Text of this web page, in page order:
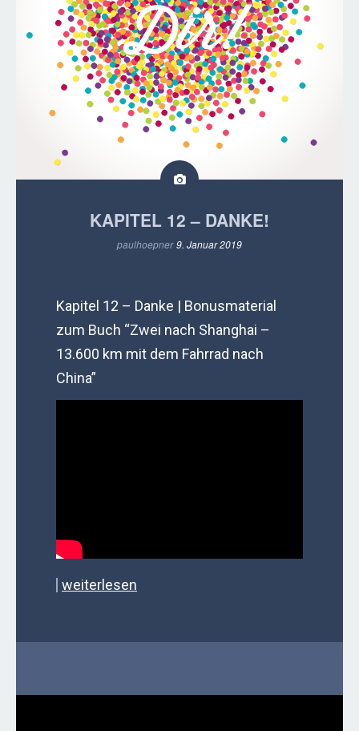
KAPITEL 12 – DANKE!
paulhoepner 9. Januar 2019
Kapitel 12 – Danke | Bonusmaterial
zum Buch “Zwei nach Shanghai –
13.600 km mit dem Fahrrad nach
China”
weiterlesen